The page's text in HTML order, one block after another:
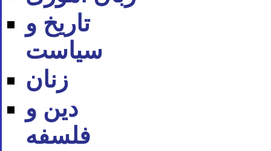
تاریخ و
سیاست
زنان
دین و
فلسفه